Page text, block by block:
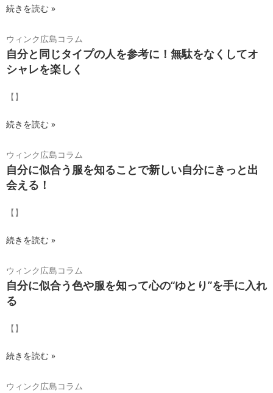
続きを読む »
ウィンク広島コラム
自分と同じタイプの人を参考に！無駄をなくしてオ
シャレを楽しく
【】
続きを読む »
ウィンク広島コラム
自分に似合う服を知ることで新しい自分にきっと出
会える！
【】
続きを読む »
ウィンク広島コラム
自分に似合う色や服を知って心の“ゆとり”を手に入れ
る
【】
続きを読む »
ウィンク広島コラム